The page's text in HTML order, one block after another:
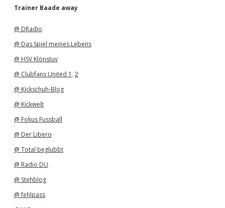
h
Trainer Baade away
@ DRadio
@ Das Spiel meines Lebens
@ HSV Klönstuv
@ Clubfans United 1 , 2
@ Kickschuh-Blog
@ Kickwelt
@ Fokus Fussball
@ Der Libero
@ Total beglubbt
@ Radio DU
@ Stehblog
@ fehlpass